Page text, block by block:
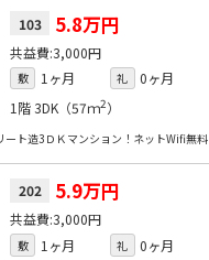
103 5.8万円
3,000円
敷 1ヶ月 礼
0ヶ月
1階3DK（57ｍ2）
ト造3ＤＫマンション！ネットWifi無料
202 5.9万円
3,000円
敷 1ヶ月 礼
0ヶ月